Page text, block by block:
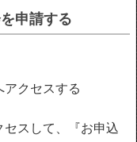
申請する
クセスする
スして、『お申込